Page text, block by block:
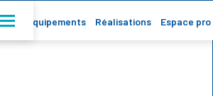
Equipements Réalisations Espace pro